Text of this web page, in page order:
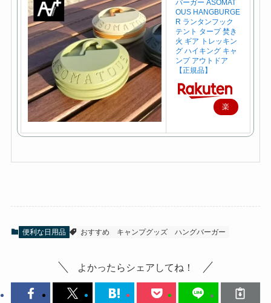
バーガー ASOMAT
OUS HANGBURGE
R ランタンフック
テント タープ 焚き
火 ギア トレッキン
グ ハイキング キャ
ンプ アウトドア
【正規品】
楽
で
便利な日用品 おすすめ キャンプグッズ ハングバーガー
よかったらシェアしてね！